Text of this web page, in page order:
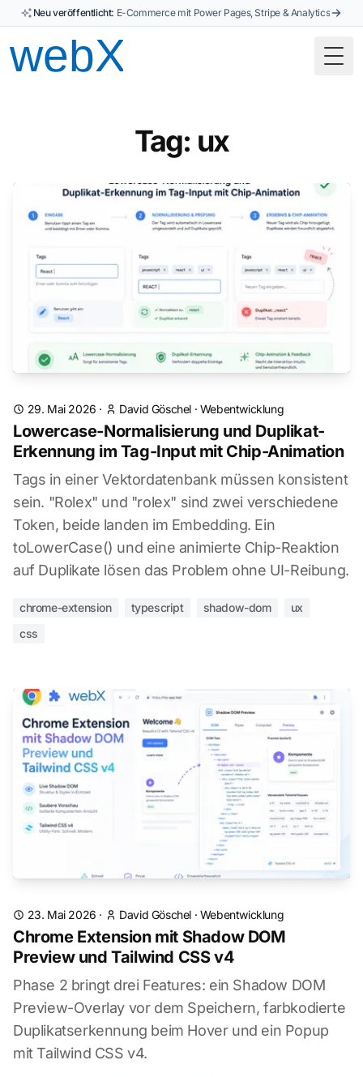
Neu veröffentlicht: E-Commerce mit Power Pages, Stripe & Analytics
Tag: ux
29. Mai 2026 · David Göschel · Webentwicklung
Lowercase-Normalisierung und Duplikat-
Erkennung im Tag-Input mit Chip-Animation
Tags in einer Vektordatenbank müssen konsistent
sein. "Rolex" und "rolex" sind zwei verschiedene
Token, beide landen im Embedding. Ein
toLowerCase() und eine animierte Chip-Reaktion
auf Duplikate lösen das Problem ohne UI-Reibung.
chrome-extension typescript shadow-dom
ux
css
23. Mai 2026 · David Göschel · Webentwicklung
Chrome Extension mit Shadow DOM
Preview und Tailwind CSS v4
Phase 2 bringt drei Features: ein Shadow DOM
Preview-Overlay vor dem Speichern, farbkodierte
Duplikatserkennung beim Hover und ein Popup
mit Tailwind CSS v4.